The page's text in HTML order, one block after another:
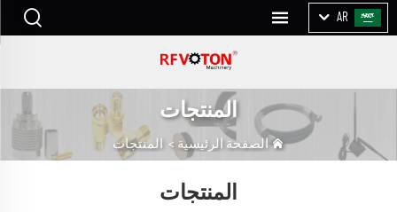
AR
المنتجات
الصفحة الرئيسية > المنتجات
المنتجات